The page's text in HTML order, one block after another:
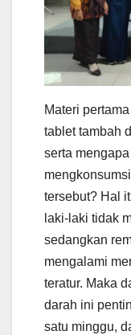
Materi
tablet tambah
serta
tersebut? Hal
laki-laki tidak
sedangkan
mengalami
teratur. Maka
darah ini
satu minggu,